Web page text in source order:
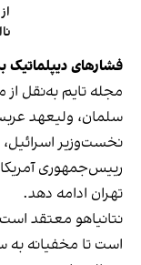
فشارهای دیپلماتیک
مجله تایم به‌نقل
سلمان، ولیعهد
نخست‌وزیر
رییس‌جمهوری
تهران ادامه دهد.
نتانیاهو معتقد
است تا مخفیانه